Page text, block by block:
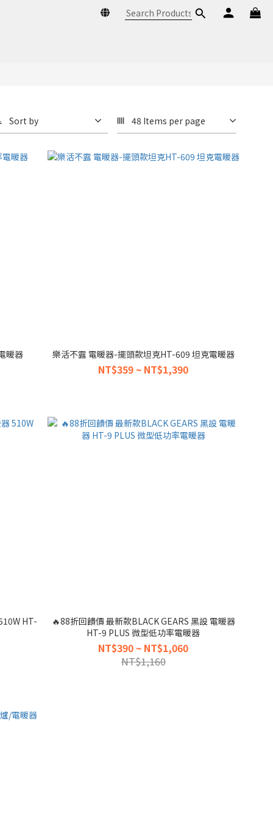
Sort by 48 Items per page
暖器 樂活不露 電暖器-擺頭款坦克HT-609 坦克電暖器
NT$359 ~ NT$1,390
HT-
🔥88折回饋價 最新款BLACK GEARS 黑設 電暖器
HT-9 PLUS 微型低功率電暖器
NT$390 ~ NT$1,060
NT$1,160